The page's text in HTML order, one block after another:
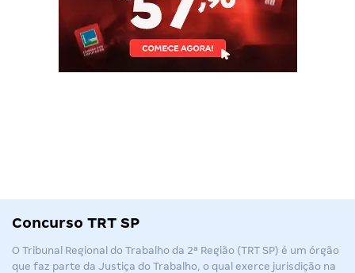
Concurso TRT SP
O Tribunal Regional do Trabalho da 2ª Região (TRT SP) é um órgão
que faz parte da Justiça do Trabalho, o qual exerce jurisdição na